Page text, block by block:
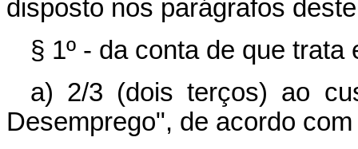
disposto nos parágrafos
§ 1º - da conta de que
a) 2/3 (dois terços) ao
Desemprego", de acordo